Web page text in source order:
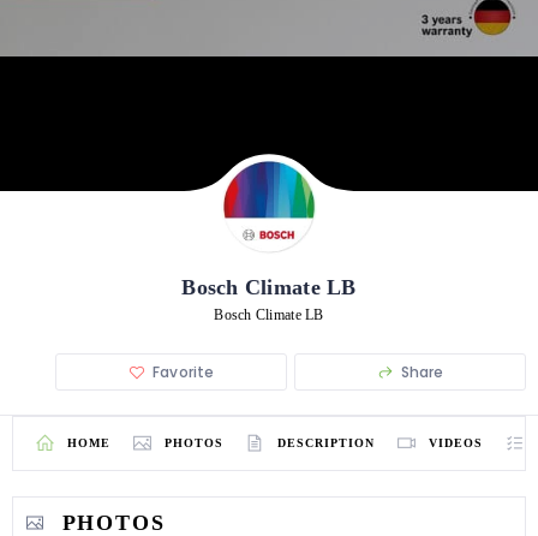
Bosch Climate LB
Bosch Climate LB
Favorite Share
HOME PHOTOS DESCRIPTION VIDEOS
PHOTOS